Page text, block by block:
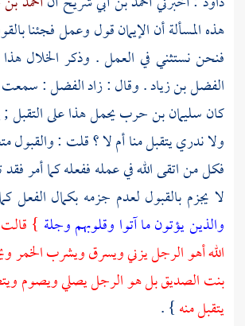
هذه المسألة أن الإيمان قول وعمل فجئنا
فنحن نستثني في العمل . وذكر الخلال
الفضل بن زياد. وقال : زادالفضل:
كانسليمان بن حربيحمل هذا على
ولا ندري يتقبل منا أم لا ؟ قلت : والقبول
فكل من اتقى الله في عمله ففعله كما أمر
لا يجزم بالقبول لعدم جزمه بكمال الفعل
والذين يؤتون ما آتوا وقلوبهم وجلة } قالت
الله أهو الرجل يزني ويسرق ويشرب الخمر
بنت الصديق بل هو الرجل يصلي ويصوم
يتقبل منه} .